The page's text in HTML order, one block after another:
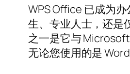
WPS Office 已成为
生、专业人士，还是
之一是它与
无论您使用的是